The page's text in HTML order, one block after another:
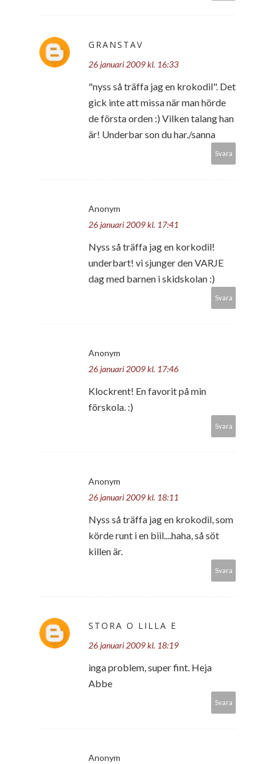
GRANSTAV
26 januari 2009 kl. 16:33
"nyss så träffa jag en krokodil". Det
gick inte att missa när man hörde
de första orden :) Vilken talang han
är! Underbar son du har./sanna
Svara
Anonym
26 januari 2009 kl. 17:41
Nyss så träffa jag en korkodil!
underbart! vi sjunger den VARJE
dag med barnen i skidskolan :)
Svara
Anonym
26 januari 2009 kl. 17:46
Klockrent! En favorit på min
förskola. :)
Svara
Anonym
26 januari 2009 kl. 18:11
Nyss så träffa jag en krokodil, som
körde runt i en biil....haha, så söt
killen är.
Svara
STORA O LILLA E
26 januari 2009 kl. 18:19
inga problem, super fint. Heja
Abbe
Svara
Anonym